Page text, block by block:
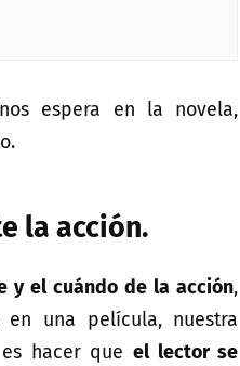
espera en la novela,
la acción.
y el cuándo de la acción,
una película, nuestra
hacer que el lector se